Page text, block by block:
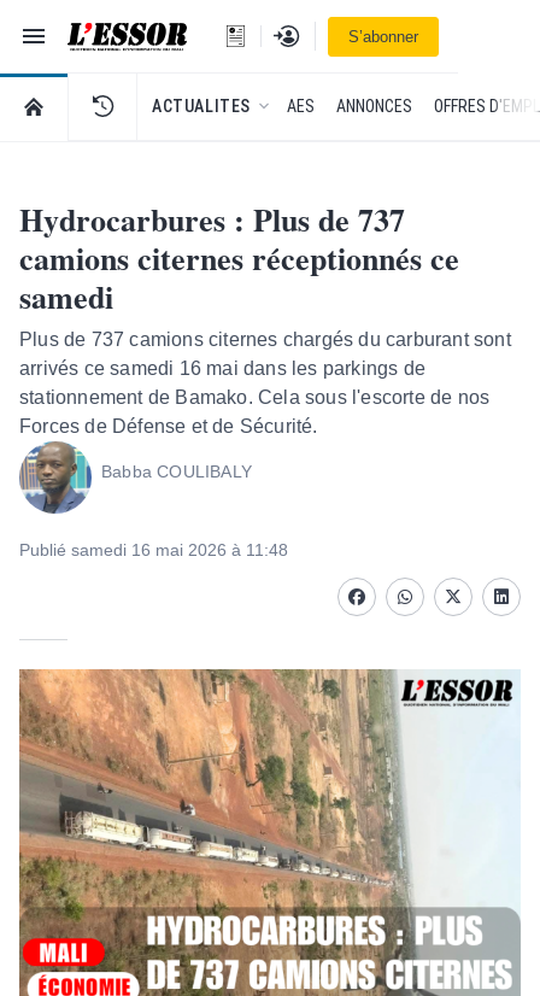
Navigation
L'Essor - retour à la une
Se connecterS’abonner
RETOUR À LA PAGE D’ACCUEIL DE L'ESSOR
ACTUALITES AES ANNONCES OFFRES
Hydrocarbures : Plus de 737
camions citernes réceptionnés ce
samedi
Plus de 737 camions citernes chargés du carburant sont
arrivés ce samedi 16 mai dans les parkings de
stationnement de Bamako. Cela sous l'escorte de nos
Forces de Défense et de Sécurité.
Babba COULIBALY
Publié samedi 16 mai 2026 à 11:48
FacebookwhatsappTwitter